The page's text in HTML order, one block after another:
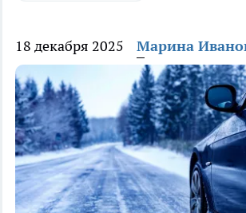
18 декабря 2025 Марина